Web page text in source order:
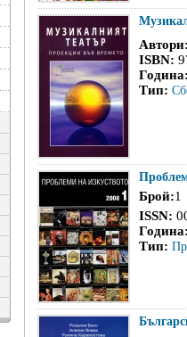
ISBN:
Тип:
Брой:1
ISSN:
Тип: